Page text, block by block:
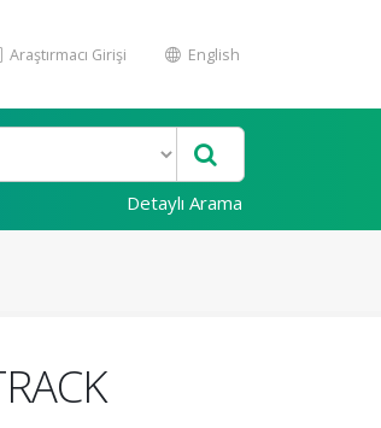
Araştırmacı Girişi English
Detaylı Arama